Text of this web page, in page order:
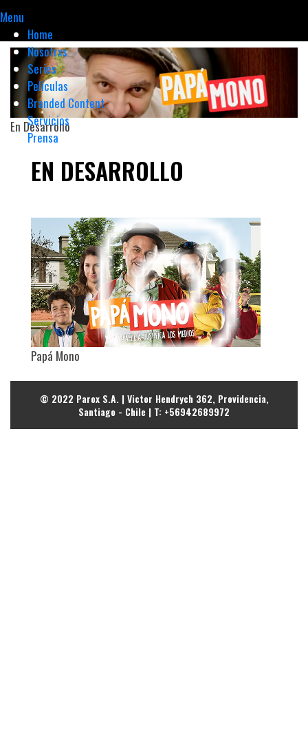
En Desarrollo
Menu
Home
Nosotrxs
Series
Películas
Branded Content
Servicios
Prensa
EN DESARROLLO
Papá Mono
© 2022 Parox S.A. | Victor Hendrych 362, Providencia,
Santiago - Chile | T: +56942689972